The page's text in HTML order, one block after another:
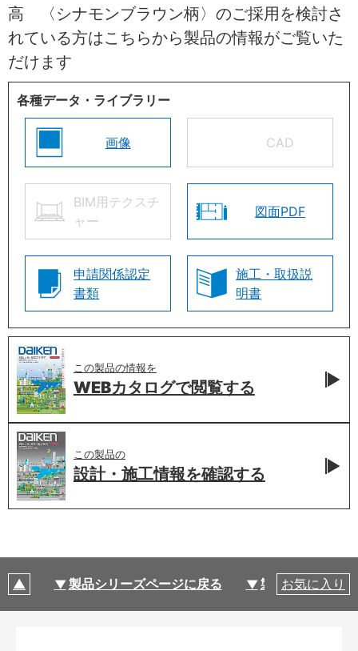
高 〈シナモンブラウン柄〉のご採用を検討さ
れている方はこちらから製品の情報がご覧いた
だけます
各種データ・ライブラリー
画像 CAD
BIM用テクスチ
ャー
図面PDF
申請関係認定
書類
施工・取扱説
明書
この製品の情報を
WEBカタログで閲覧する
この製品の
設計・施工情報を確認する
製品シリーズページに戻る 製品仕様
お気に入り